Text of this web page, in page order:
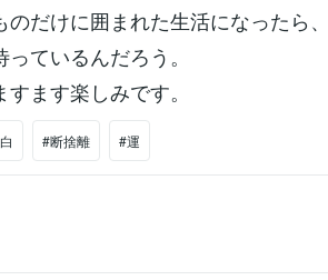
だけに囲まれた生活になったら、
ているんだろう。
ます楽しみです。
#断捨離 #運